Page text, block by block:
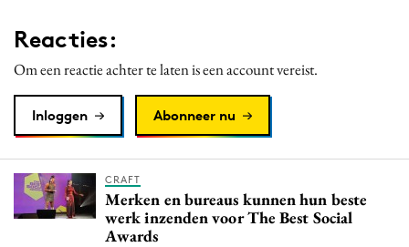
PR
Programmatic
Purpose Marketing
Reputatie & crisis
Reacties:
Om een reactie achter te laten is een account vereist.
Inloggen Abonneer nu
CRAFT
Merken en bureaus kunnen hun beste
werk inzenden voor The Best Social
Awards